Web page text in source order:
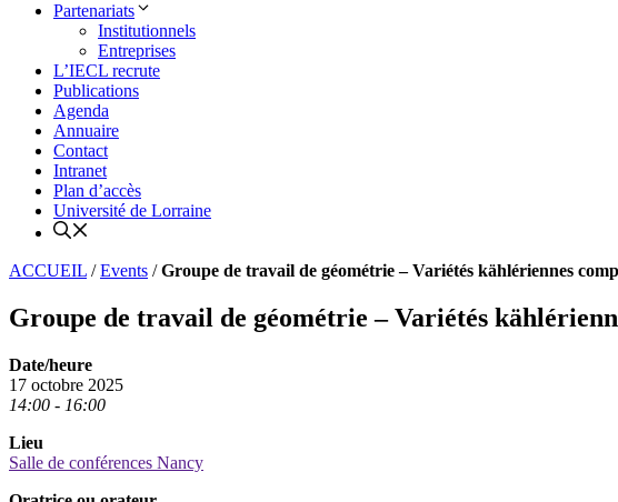
Partenariats
Institutionnels
Entreprises
L’IECL recrute
Publications
Agenda
Annuaire
Contact
Intranet
Plan d’accès
Université de Lorraine
ACCUEIL /Events /Groupe de travail de géométrie – Variétés kählériennes
Groupe de travail de géométrie – Variétés
Date/heure
17 octobre 2025
14:00 - 16:00
Lieu
Salle de conférences Nancy